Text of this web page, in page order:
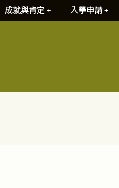
成就與肯定 入學申請